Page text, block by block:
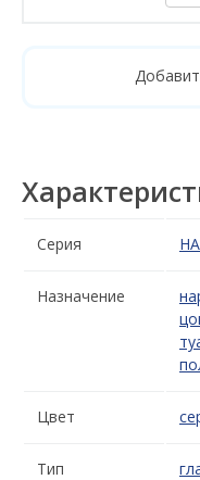
Серия
Назначение
Цвет
Тип